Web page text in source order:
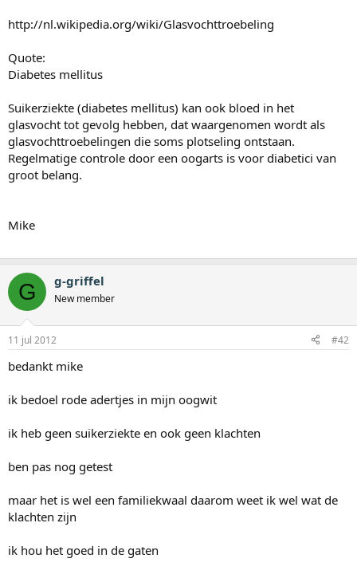
http://nl.wikipedia.org/wiki/Glasvochttroebeling
Quote:
Diabetes mellitus
Suikerziekte (diabetes mellitus) kan ook bloed in het
glasvocht tot gevolg hebben, dat waargenomen wordt als
glasvochttroebelingen die soms plotseling ontstaan.
Regelmatige controle door een oogarts is voor diabetici van
groot belang.
Mike
G g-griffel
New member
11 jul 2012 #42
bedankt mike
ik bedoel rode adertjes in mijn oogwit
ik heb geen suikerziekte en ook geen klachten
ben pas nog getest
maar het is wel een familiekwaal daarom weet ik wel wat de
klachten zijn
ik hou het goed in de gaten